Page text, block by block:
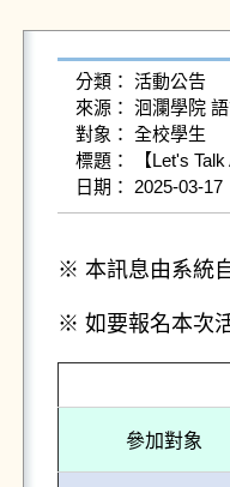
分類： 活動公告
來源： 洄瀾學院
對象： 全校學生
標題： 【Let's
※ 本訊息由系統
※ 如要報名本次
參加對象